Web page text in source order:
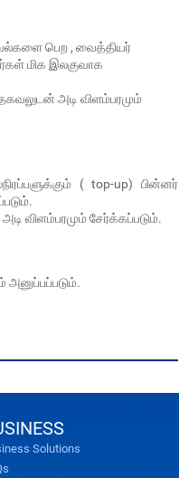
பெற , வைத்தியர்
மிக இலகுவாக
அடி விளம்பரமும்
( top-up) பின்னர்
விளம்பரமும் சேர்க்கப்படும்.
Solutions